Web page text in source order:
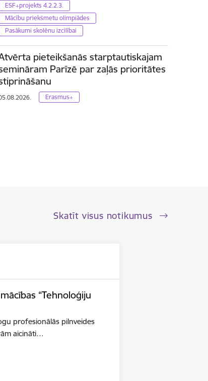
ESF+projekts 4.2.2.3.
Mācību priekšmetu olimpiādes
Pasākumi skolēnu izcilībai
pieteikšanās starptautiskajam
Parīzē par zaļās prioritātes
Erasmus+
Skatīt visus notikumus
“Tehnoloģiju
profesionālās pilnveides
aicināti…